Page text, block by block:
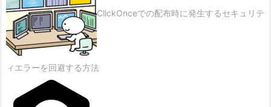
ClickOnceでの配布時に発生するセキュリテ
ィエラーを回避する方法